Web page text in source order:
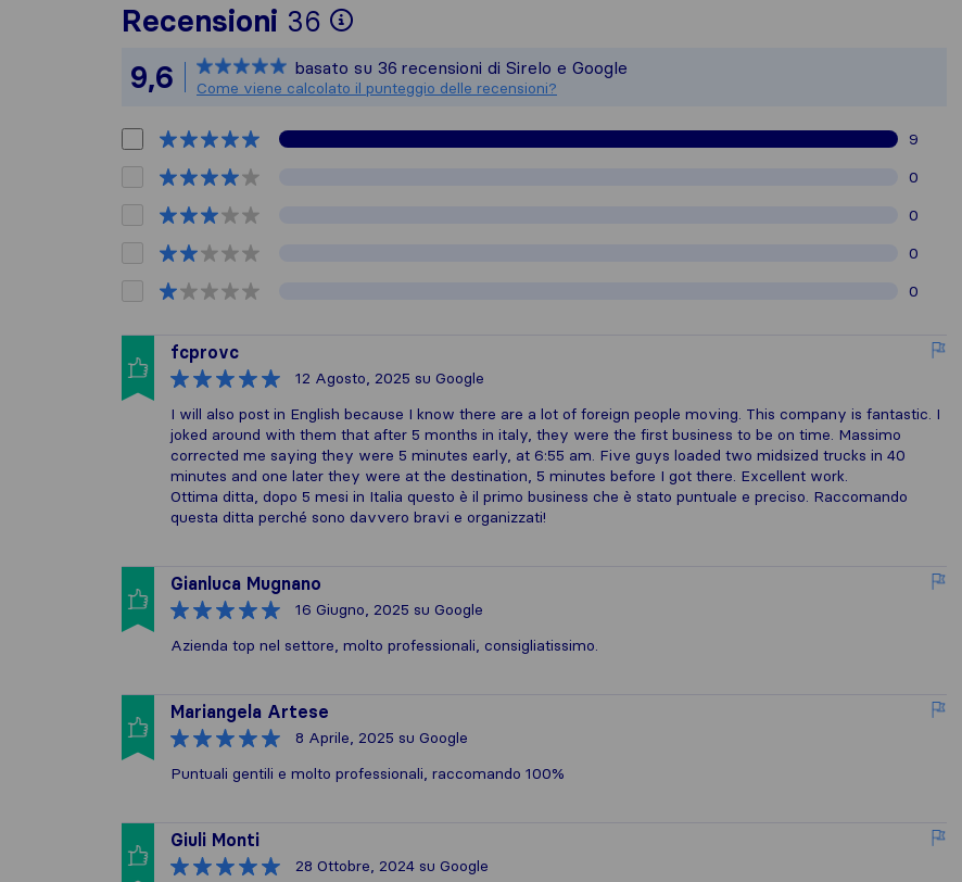
Recensioni 36
Per avere un quadro più completo della
Tutte le recensioni raccolte su Sirelo sono
9,6 basato su 36 recensioni di Sirelo e Google
Come viene calcolato il punteggio delle recensioni?
9
0
0
0
0
fcprovc
12 Agosto, 2025 su Google
I will also post in English because I know there are a lot of foreign people moving. This company is fantastic. I
joked around with them that after 5 months in italy, they were the first business to be on time. Massimo
corrected me saying they were 5 minutes early, at 6:55 am. Five guys loaded two midsized trucks in 40
minutes and one later they were at the destination, 5 minutes before I got there. Excellent work.
Ottima ditta, dopo 5 mesi in Italia questo è il primo business che è stato puntuale e preciso. Raccomando
questa ditta perché sono davvero bravi e organizzati!
Gianluca Mugnano
16 Giugno, 2025 su Google
Azienda top nel settore, molto professionali, consigliatissimo.
Mariangela Artese
8 Aprile, 2025 su Google
Puntuali gentili e molto professionali, raccomando 100%
Giuli Monti
28 Ottobre, 2024 su Google